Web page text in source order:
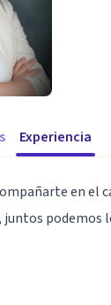
Experiencia
en el
podemos